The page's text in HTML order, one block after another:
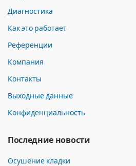
Диагностика
Как это работает
Референции
Компания
Контакты
Выходные данные
Конфиденциальность
Последние новости
Осушение кладки